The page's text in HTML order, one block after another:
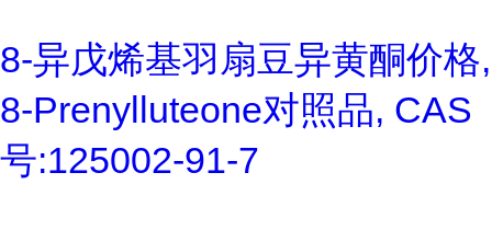
8-异戊烯基羽扇豆异黄酮价格,
8-Prenylluteone对照品, CAS
号:125002-91-7